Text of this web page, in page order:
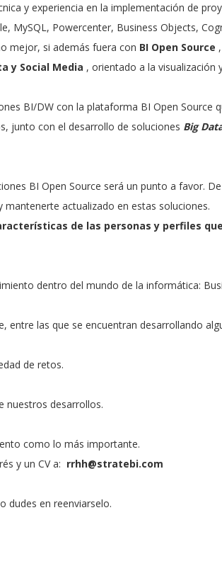
y experiencia en la implementación de
MySQL, Powercenter, Business Objects,
mejor, si además fuera con BI Open Source
y Social Media , orientado a la visualización
BI/DW con la plataforma BI Open Source
junto con el desarrollo de soluciones Big
BI Open Source será un punto a favor.
actualizado en estas soluciones.
de las personas y perfiles que
dentro del mundo de la informática:
entre las que se encuentran desarrollando
de retos.
nuestros desarrollos.
como lo más importante.
y un CV a: rrhh@stratebi.com
dudes en reenviarselo.